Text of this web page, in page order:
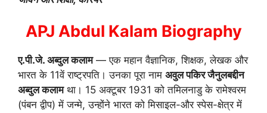
APJ Abdul Kalam Biography
ए.पी.जे. अब्दुल कलाम— एक महान वैज्ञानिक, शिक्षक, लेखक और
भारत के 11वें राष्ट्रपति। उनका पूरा नाम अवुल पकिर जैनुलबद्दीन
अब्दुल कलामथा। 15 अक्टूबर 1931 को तमिलनाडु के रामेश्वरम
(पंबन द्वीप) में जन्मे, उन्होंने भारत को मिसाइल-और स्पेस-क्षेत्र में